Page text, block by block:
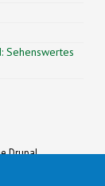
Sehenswertes
Drupal
by